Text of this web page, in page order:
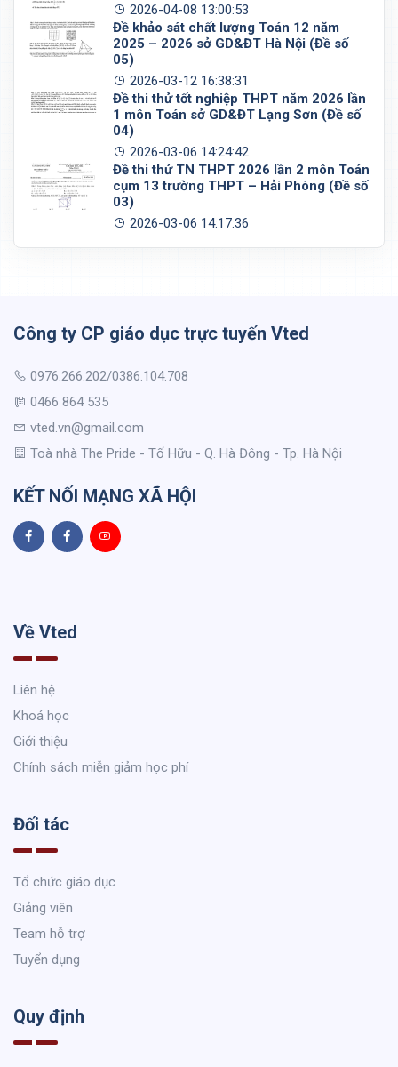
2026-04-08 13:00:53
Đề khảo sát chất lượng Toán 12 năm
2025 – 2026 sở GD&ĐT Hà Nội (Đề số
05)
2026-03-12 16:38:31
Đề thi thử tốt nghiệp THPT năm 2026 lần
1 môn Toán sở GD&ĐT Lạng Sơn (Đề số
04)
2026-03-06 14:24:42
Đề thi thử TN THPT 2026 lần 2 môn Toán
cụm 13 trường THPT – Hải Phòng (Đề số
03)
2026-03-06 14:17:36
Công ty CP giáo dục trực tuyến Vted
0976.266.202/0386.104.708
0466 864 535
vted.vn@gmail.com
Toà nhà The Pride - Tố Hữu - Q. Hà Đông - Tp. Hà Nội
KẾT NỐI MẠNG XÃ HỘI
Về Vted
Liên hệ
Khoá học
Giới thiệu
Chính sách miễn giảm học phí
Đối tác
Tổ chức giáo dục
Giảng viên
Team hỗ trợ
Tuyển dụng
Quy định